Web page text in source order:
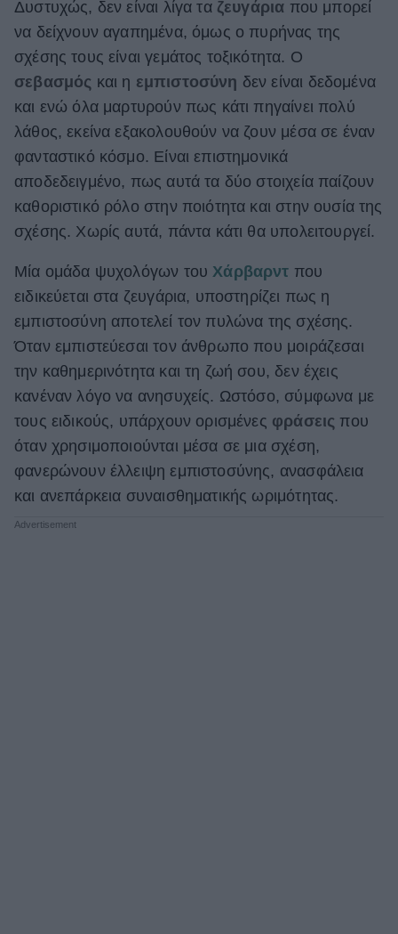
ΒΟΞ
Χωρίς Ταμπέλες
Women's Forum
Hautes Grecians
Γάμος
Market News
Δυστυχώς, δεν είναι λίγα τα ζευγάρια που μπορεί
να δείχνουν αγαπημένα, όμως ο πυρήνας της
σχέσης τους είναι γεμάτος τοξικότητα. Ο
σεβασμός και η εμπιστοσύνη δεν είναι δεδομένα
και ενώ όλα μαρτυρούν πως κάτι πηγαίνει πολύ
λάθος, εκείνα εξακολουθούν να ζουν μέσα σε έναν
φανταστικό κόσμο. Είναι επιστημονικά
αποδεδειγμένο, πως αυτά τα δύο στοιχεία παίζουν
καθοριστικό ρόλο στην ποιότητα και στην ουσία της
σχέσης. Χωρίς αυτά, πάντα κάτι θα υπολειτουργεί.
Μία ομάδα ψυχολόγων τουΧάρβαρντ που
ειδικεύεται στα ζευγάρια, υποστηρίζει πως η
εμπιστοσύνη αποτελεί τον πυλώνα της σχέσης.
Όταν εμπιστεύεσαι τον άνθρωπο που μοιράζεσαι
την καθημερινότητα και τη ζωή σου, δεν έχεις
κανέναν λόγο να ανησυχείς. Ωστόσο, σύμφωνα με
τους ειδικούς, υπάρχουν ορισμένες φράσεις που
όταν χρησιμοποιούνται μέσα σε μια σχέση,
φανερώνουν έλλειψη εμπιστοσύνης, ανασφάλεια
και ανεπάρκεια συναισθηματικής ωριμότητας.